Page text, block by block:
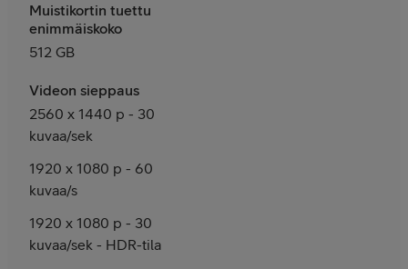
Muistikortin tuettu
enimmäiskoko
512 GB
Videon sieppaus
2560 x 1440 p - 30
kuvaa/sek
1920 x 1080 p - 60
kuvaa/s
1920 x 1080 p - 30
kuvaa/sek - HDR-tila